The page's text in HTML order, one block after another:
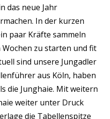
das neue Jahr
In der kurzen
paar Kräfte sammeln
zu starten und fit
sind unsere Jungadler
aus Köln, haben
die Junghaie. Mit weitern
weiter unter Druck
die Tabellenspitze